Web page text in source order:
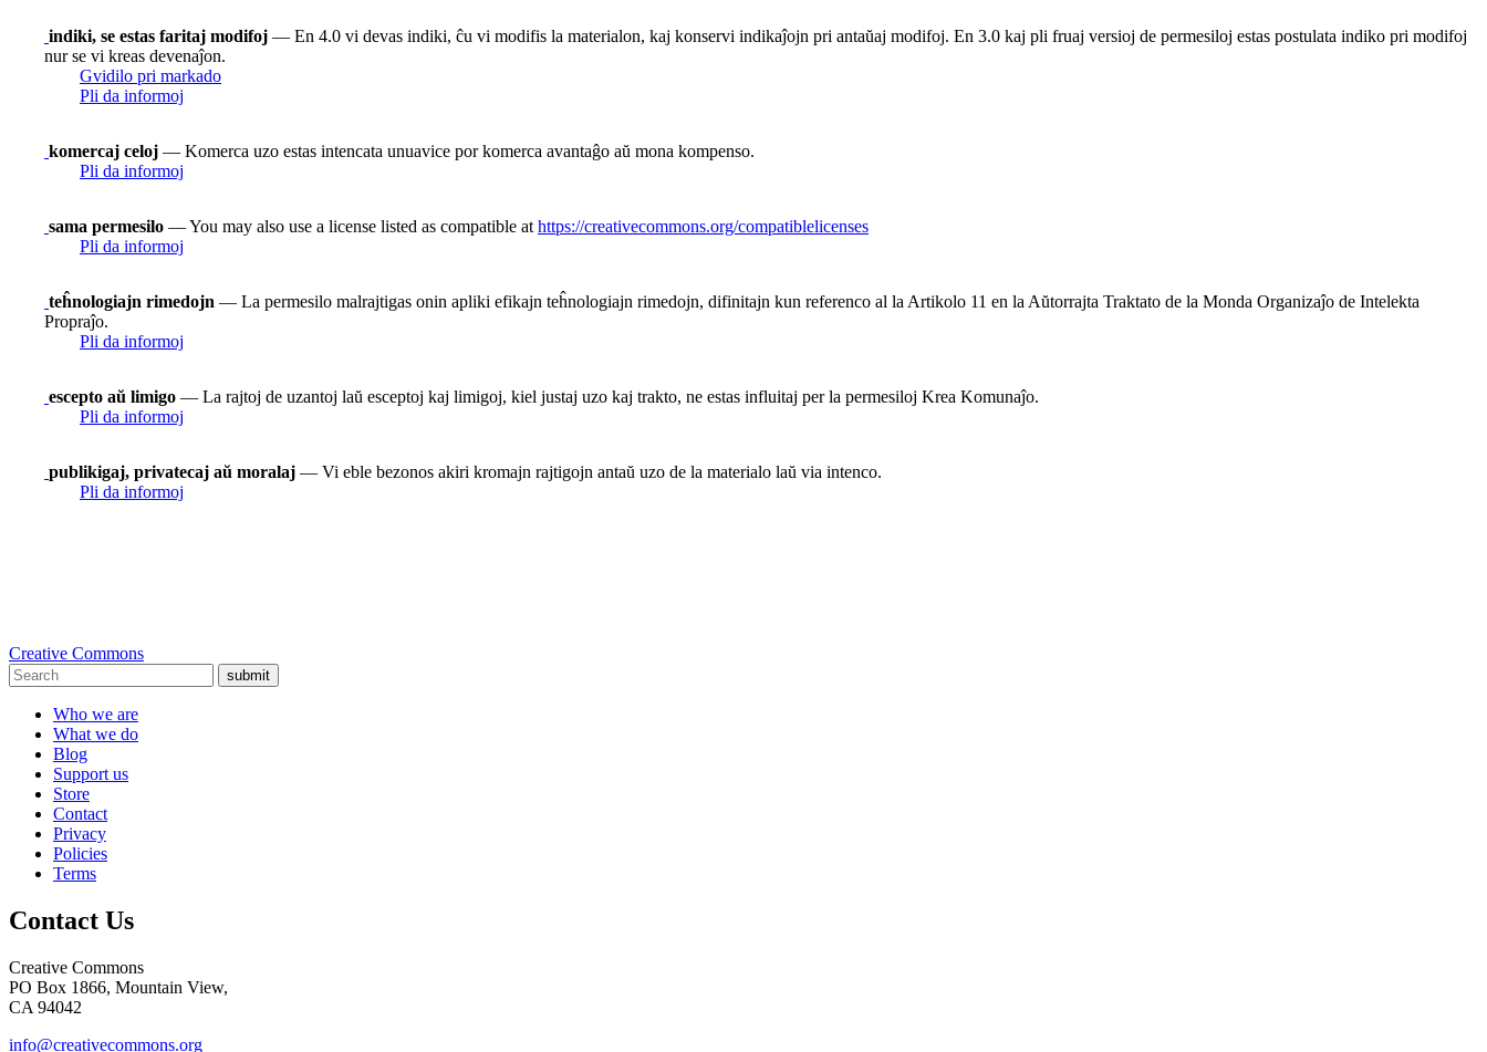
indiki, se estas faritaj modifoj — En 4.0 vi devas indiki, ĉu vi modifis la materialon, kaj konservi indikaĵojn pri antaŭaj modifoj. En 3.0 kaj pli fruaj versioj de permesiloj estas postulata indiko pri modifoj
nur se vi kreas devenaĵon.
Gvidilo pri markado
Pli da informoj
komercaj celoj — Komerca uzo estas intencata unuavice por komerca avantaĝo aŭ mona kompenso.
Pli da informoj
sama permesilo — You may also use a license listed as compatible at https://creativecommons.org/compatiblelicenses
Pli da informoj
teĥnologiajn rimedojn — La permesilo malrajtigas onin apliki efikajn teĥnologiajn rimedojn, difinitajn kun referenco al la Artikolo 11 en la Aŭtorrajta Traktato de la Monda Organizaĵo de Intelekta
Propraĵo.
Pli da informoj
escepto aŭ limigo — La rajtoj de uzantoj laŭ esceptoj kaj limigoj, kiel justaj uzo kaj trakto, ne estas influitaj per la permesiloj Krea Komunaĵo.
Pli da informoj
publikigaj, privatecaj aŭ moralaj — Vi eble bezonos akiri kromajn rajtigojn antaŭ uzo de la materialo laŭ via intenco.
Pli da informoj
Creative Commons
submit
Who we are
What we do
Blog
Support us
Store
Contact
Privacy
Policies
Terms
Contact Us
Creative Commons
PO Box 1866, Mountain View,
CA 94042
info@creativecommons.org